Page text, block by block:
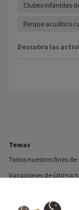
Clubes infantiles
Parque acuático
Descubra las
Temas
Todos nuestros fines
Vacaciones de última
Vacaciones en